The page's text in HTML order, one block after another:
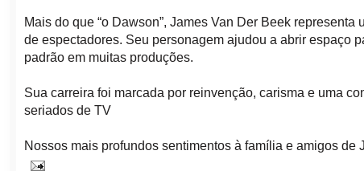
Mais do que “o Dawson”, James Van Der Beek
de espectadores. Seu personagem ajudou a abrir espaço
padrão em muitas produções.
Sua carreira foi marcada por reinvenção, carisma e uma
seriados de TV
Nossos mais profundos sentimentos à família e amigos de